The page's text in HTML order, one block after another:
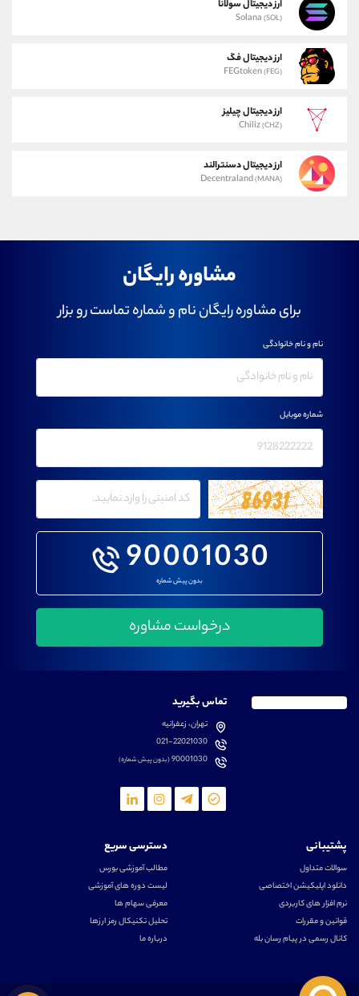
ارز دیجیتال سولانا
Solana (SOL)
ارز دیجیتال فگ
FEGtoken(FEG)
ارز دیجیتال چیلیز
Chiliz(CHZ)
ارز دیجیتال دسنترالند
Decentraland(MANA)
مشاوره رایگان
برای مشاوره رایگان نام و شماره تماست رو بزار
90001030
بدون پیش شماره
نام و نام خانوادگی
شماره موبایل
تماس بگیرید
تهران، زعفرانیه
021-22021030
90001030(بدون پیش شماره)
پشتیبانی
سوالات متداول
دانلود اپلیکیشن اختصاصی
نرم افزار های کاربردی
قوانین و مقررات
کانال رسمی در پیام رسان بله
دسترسی سریع
مطالب آموزشی بورس
لیست دوره های آموزشی
معرفی سهام ها
تحلیل تکنیکال رمز ارزها
درباره ما